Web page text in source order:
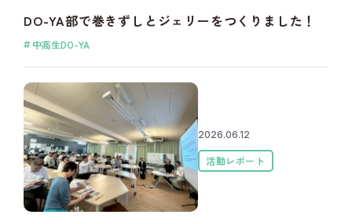
DO-YA部で巻きずしとジェリーをつくりました！
中高生DO-YA
2026.06.12
活動レポート